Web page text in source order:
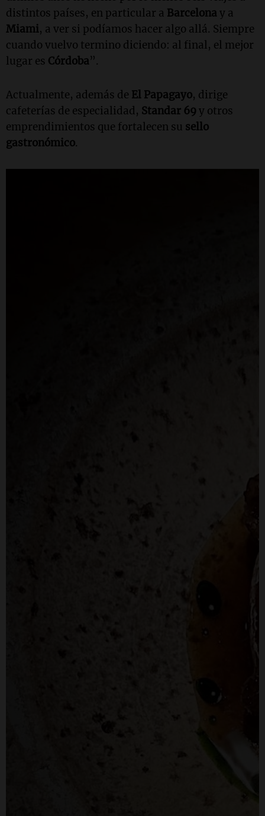
distintos países, en particular a Barcelona y a
Miami, a ver si podíamos hacer algo allá. Siempre
cuando vuelvo termino diciendo: al final, el mejor
lugar es Córdoba”.
Actualmente, además de El Papagayo, dirige
cafeterías de especialidad, Standar 69 y otros
emprendimientos que fortalecen su sello
gastronómico.